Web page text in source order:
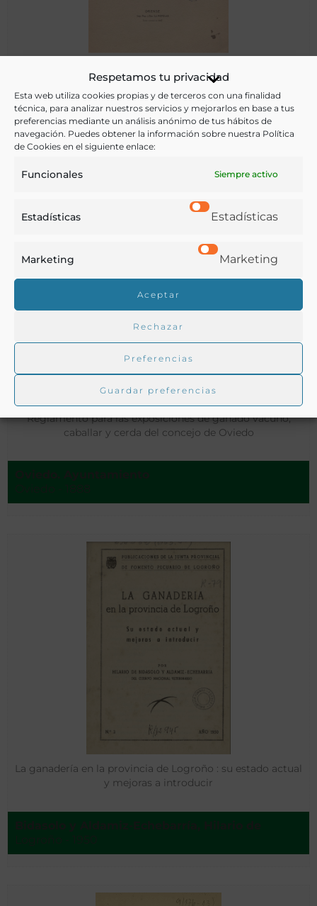
Respetamos tu privacidad
Esta web utiliza cookies propias y de terceros con una finalidad
técnica, para analizar nuestros servicios y mejorarlos en base a tus
preferencias mediante un análisis anónimo de tus hábitos de
navegación. Puedes obtener la información sobre nuestra Política
de Cookies en el siguiente enlace:
Funcionales Siempre activo
Estadísticas Estadísticas
Marketing Marketing
Aceptar
Rechazar
Preferencias
Guardar preferencias
Prado, Xabier
Orense -
Reglamento para las exposiciones de ganado vacuno,
caballar y cerda del concejo de Oviedo
La ganadería en la provincia de Logroño : su estado actual
y mejoras a introducir